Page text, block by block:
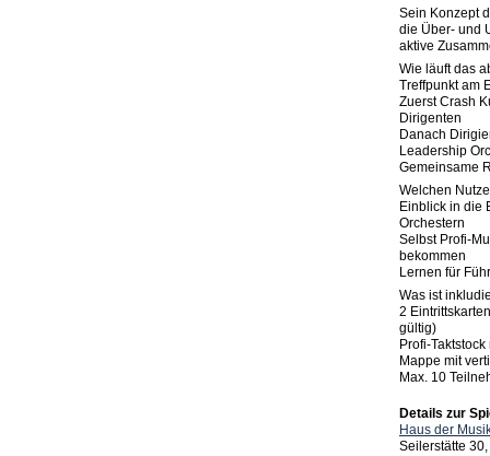
Sein Konzept
die Über- und
aktive
Wie läuft das
Treffpunkt am
Zuerst Crash
Dirigenten
Danach
Leadership
Gemeinsame
Welchen
Einblick in die
Orchestern
Selbst Profi-
bekommen
Lernen für
Was ist
2
gültig)
Profi-
Mappe mit
Max. 10
Details zur
Haus der
Seilerstätte